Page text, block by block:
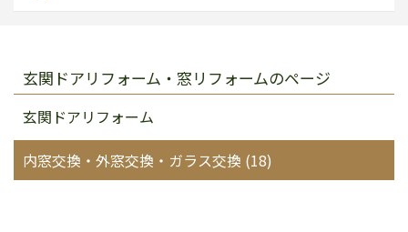
玄関ドアリフォーム・窓リフォームのページ
玄関ドアリフォーム
内窓交換・外窓交換・ガラス交換 (18)